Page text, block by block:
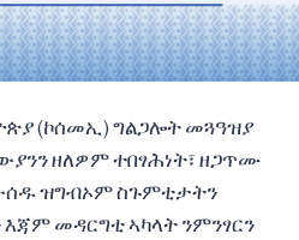
(ኮሰመኢ) ግልጋሎት መጓዓዝያ
ዘለዎም ተበፃሕነት፣ ዘጋጥሙ
ዝግብኦም ስጉምቲታትን
መዳርግቲ ኣካላት ንምንፃርን